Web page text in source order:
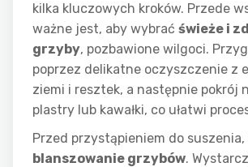
kilka kluczowych kroków. Przede
ważne jest, aby wybrać świeże i
grzyby, pozbawione wilgoci.
poprzez delikatne oczyszczenie z
ziemi i resztek, a następnie pokrój
plastry lub kawałki, co ułatwi
Przed przystąpieniem do suszenia,
blanszowanie grzybów.